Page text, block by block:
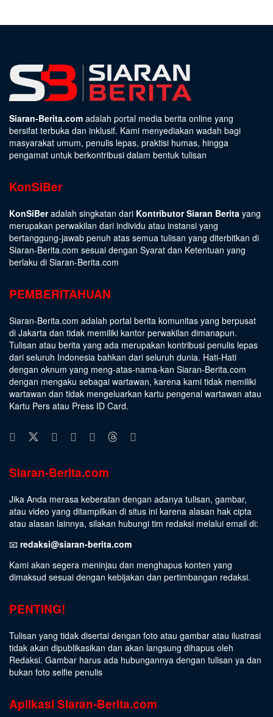
Siaran-Berita.com adalah portal media berita online yang
bersifat terbuka dan inklusif. Kami menyediakan wadah bagi
masyarakat umum, penulis lepas, praktisi humas, hingga
pengamat untuk berkontribusi dalam bentuk tulisan
KonSiBer
KonSiBeradalah singkatan dari Kontributor Siaran Berita yang
merupakan perwakilan dari individu atau instansi yang
bertanggung-jawab penuh atas semua tulisan yang diterbitkan di
Siaran-Berita.com sesuai dengan Syarat dan Ketentuan yang
berlaku di Siaran-Berita.com
PEMBERITAHUAN
Siaran-Berita.com adalah portal berita komunitas yang berpusat
di Jakarta dan tidak memiliki kantor perwakilan dimanapun.
Tulisan atau berita yang ada merupakan kontribusi penulis lepas
dari seluruh Indonesia bahkan dari seluruh dunia. Hati-Hati
dengan oknum yang meng-atas-nama-kan Siaran-Berita.com
dengan mengaku sebagai wartawan, karena kami tidak memiliki
wartawan dan tidak mengeluarkan kartu pengenal wartawan atau
Kartu Pers atau Press ID Card.
Siaran-Berita.com
Jika Anda merasa keberatan dengan adanya tulisan, gambar,
atau video yang ditampilkan di situs ini karena alasan hak cipta
atau alasan lainnya, silakan hubungi tim redaksi melalui email di:
📧 redaksi@siaran-berita.com
Kami akan segera meninjau dan menghapus konten yang
dimaksud sesuai dengan kebijakan dan pertimbangan redaksi.
PENTING!
Tulisan yang tidak disertai dengan foto atau gambar atau ilustrasi
tidak akan dipublikasikan dan akan langsung dihapus oleh
Redaksi. Gambar harus ada hubungannya dengan tulisan ya dan
bukan foto selfie penulis
Aplikasi Siaran-Berita.com